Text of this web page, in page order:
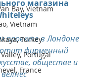
Bay, Vietnam
Vietnam
Turkey
Portugal
France
магазина
проекте в Лондоне
фирменный
обществе и
велнес